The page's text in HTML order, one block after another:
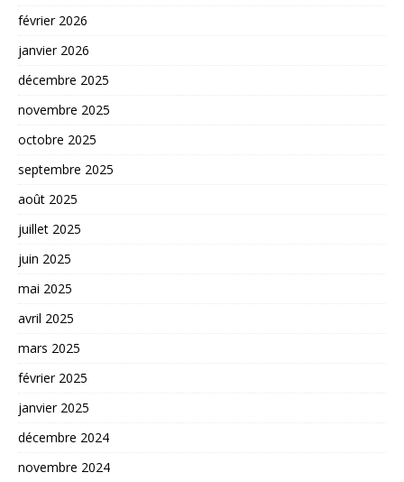
février 2026
janvier 2026
décembre 2025
novembre 2025
octobre 2025
septembre 2025
août 2025
juillet 2025
juin 2025
mai 2025
avril 2025
mars 2025
février 2025
janvier 2025
décembre 2024
novembre 2024